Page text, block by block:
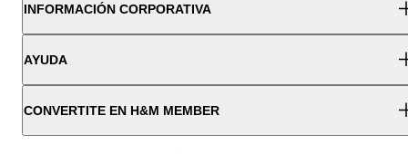
INFORMACIÓN CORPORATIVA
AYUDA
CONVERTITE EN H&M MEMBER